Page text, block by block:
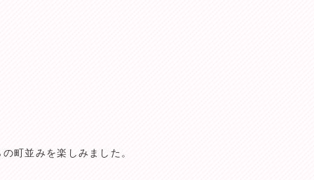
町並みを楽しみました。